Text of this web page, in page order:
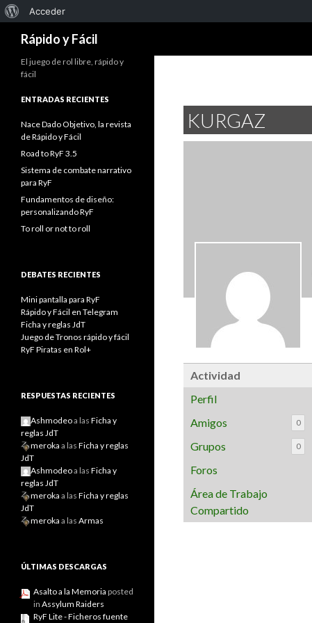
Acerca
de
Acceder
Rápido y Fácil
KURGAZ
Actividad
Perfil
Amigos
0
Grupos 0
Foros
Área de Trabajo
Compartido
El juego de rol libre, rápido y
fácil
ENTRADAS RECIENTES
Nace Dado Objetivo, la revista
de Rápido y Fácil
Road to RyF 3.5
Sistema de combate narrativo
para RyF
Fundamentos de diseño:
personalizando RyF
To roll or not to roll
DEBATES RECIENTES
Mini pantalla para RyF
Rápido y Fácil en Telegram
Ficha y reglas JdT
Juego de Tronos rápido y fácil
RyF Piratas en Rol+
RESPUESTAS RECIENTES
Ashmodeoa las Ficha y
reglas JdT
meroka a las Ficha y reglas
JdT
Ashmodeoa las Ficha y
reglas JdT
meroka a las Ficha y reglas
JdT
meroka a las Armas
ÚLTIMAS DESCARGAS
Asalto a la Memoria posted
in Assylum Raiders
RyF Lite - Ficheros fuente